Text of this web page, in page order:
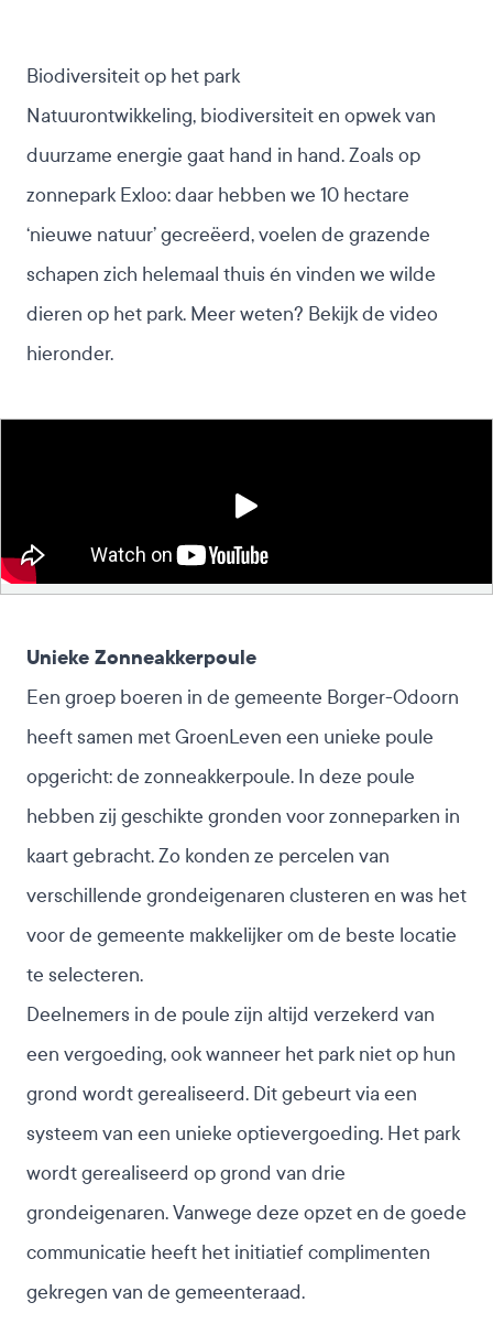
Biodiversiteit op het park
Natuurontwikkeling, biodiversiteit en opwek van
duurzame energie gaat hand in hand. Zoals op
zonnepark Exloo: daar hebben we 10 hectare
‘nieuwe natuur’ gecreëerd,voelen de grazende
schapen zich helemaal thuis én vinden we wilde
dieren op het park. Meer weten? Bekijk de video
hieronder.
Unieke Zonneakkerpoule
Een groep boeren in de gemeente Borger-Odoorn
heeft samen met GroenLeven een unieke poule
opgericht: de zonneakkerpoule. In deze poule
hebben zij geschikte gronden voor zonneparken in
kaart gebracht. Zo konden ze percelen van
verschillende grondeigenaren clusteren en was het
voor de gemeente makkelijker om de beste locatie
te selecteren.
Deelnemers in de poule zijn altijd verzekerd van
een vergoeding, ook wanneer het park niet op hun
grond wordt gerealiseerd. Dit gebeurt via een
systeem van een unieke optievergoeding. Het park
wordt gerealiseerd op grond van drie
grondeigenaren. Vanwege deze opzet en de goede
communicatie heeft het initiatief complimenten
gekregen van de gemeenteraad.